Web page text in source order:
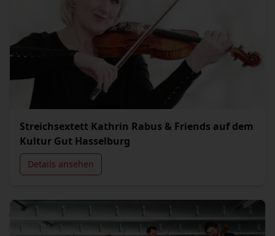
Streichsextett Kathrin Rabus & Friends auf dem
Kultur Gut Hasselburg
Details ansehen